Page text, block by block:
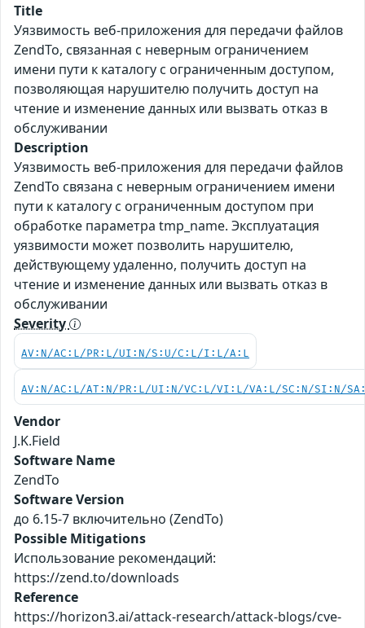
Title
Уязвимость веб-приложения для передачи файлов
ZendTo, связанная с неверным ограничением
имени пути к каталогу с ограниченным доступом,
позволяющая нарушителю получить доступ на
чтение и изменение данных или вызвать отказ в
обслуживании
Description
Уязвимость веб-приложения для передачи файлов
ZendTo связана с неверным ограничением имени
пути к каталогу с ограниченным доступом при
обработке параметра tmp_name. Эксплуатация
уязвимости может позволить нарушителю,
действующему удаленно, получить доступ на
чтение и изменение данных или вызвать отказ в
обслуживании
Severity
AV:N/AC:L/PR:L/UI:N/S:U/C:L/I:L/A:L
AV:N/AC:L/AT:N/PR:L/UI:N/VC:L/VI:L/VA:L/SC:N/SI:N/
Vendor
J.K.Field
Software Name
ZendTo
Software Version
до 6.15-7 включительно (ZendTo)
Possible Mitigations
Использование рекомендаций:
https://zend.to/downloads
Reference
https://horizon3.ai/attack-research/attack-blogs/cve-